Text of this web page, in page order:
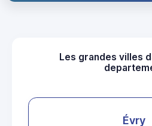
Les grandes villes
Évry